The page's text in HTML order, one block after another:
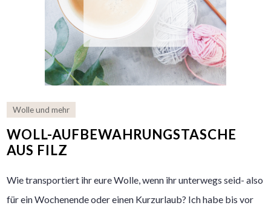
Wolle und mehr
WOLL-AUFBEWAHRUNGSTASCHE
AUS FILZ
Wie transportiert ihr eure Wolle, wenn ihr unterwegs seid- also
für ein Wochenende oder einen Kurzurlaub? Ich habe bis vor